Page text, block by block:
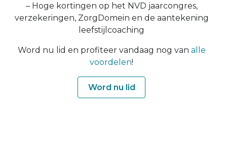
– Hoge kortingen op het NVD jaarcongres,
verzekeringen, ZorgDomein en de aantekening
leefstijlcoaching
Word nu lid en profiteer vandaag nog van alle
voordelen!
Word nu lid